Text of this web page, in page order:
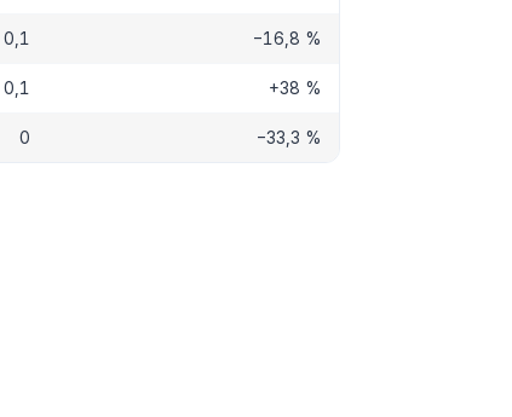
0,1 −16,8 %
0,1 +38 %
0 −33,3 %